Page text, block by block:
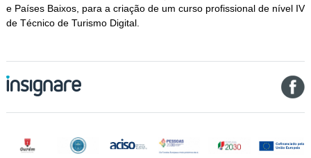
e Países Baixos, para a criação de um curso profissional de nível IV
de Técnico de Turismo Digital.